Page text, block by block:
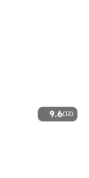
9.6(12)